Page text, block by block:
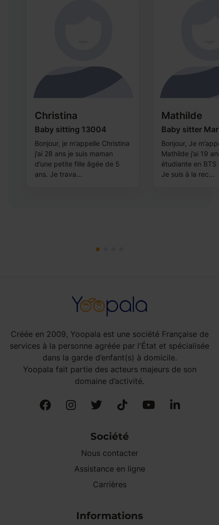
Christina
Baby sitting 13004
Bonjour, je m’appelle Christina
j’ai 28 ans je suis maman
d’une petite fille âgée de 5
ans. Je trava...
Mathilde
Baby sitter
Bonjour, Je
Mathilde j’ai 19
étudiante en BTS
Je suis à la rec...
Créée en 2009, Yoopala est une société Française de
services à la personne agréée par l'État et spécialisée
dans la garde d’enfant(s) à domicile.
Yoopala fait partie des acteurs majeurs de son
domaine d’activité.
Société
Nous contacter
Assistance en ligne
Carrières
Informations